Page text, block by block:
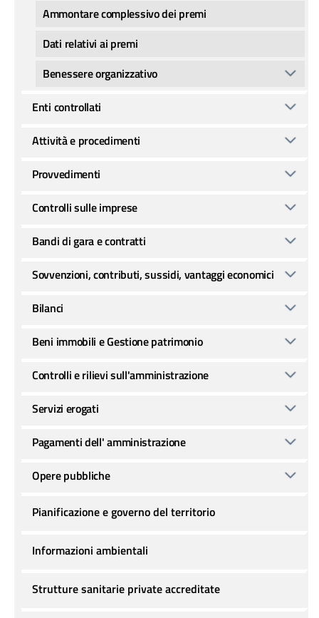
Ammontare complessivo dei premi
Dati relativi ai premi
Benessere organizzativo
Enti controllati
Attività e procedimenti
Provvedimenti
Controlli sulle imprese
Bandi di gara e contratti
Sovvenzioni, contributi, sussidi, vantaggi economici
Bilanci
Beni immobili e Gestione patrimonio
Controlli e rilievi sull'amministrazione
Servizi erogati
Pagamenti dell' amministrazione
Opere pubbliche
Pianificazione e governo del territorio
Informazioni ambientali
Strutture sanitarie private accreditate